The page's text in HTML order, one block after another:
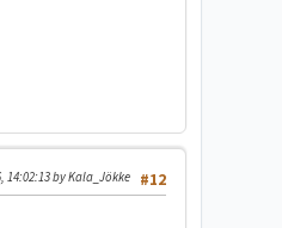
#12
14:02:13 by Kala_Jökke